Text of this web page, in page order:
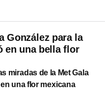
González para la
en una bella flor
miradas de la Met Gala
una flor mexicana